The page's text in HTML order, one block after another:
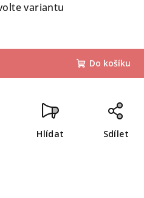
variantu
Do košíku
Hlídat Sdílet